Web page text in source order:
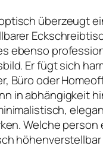
überzeugt
ebenso
Er fügt sich
Büro oder
in abhängigkeit
Welche person